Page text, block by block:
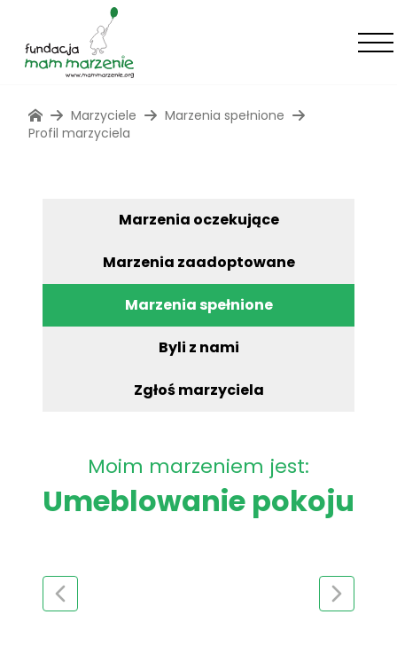
Marzyciele
Marzenia spełnione
Profil marzyciela
Marzenia oczekujące
Marzenia zaadoptowane
Marzenia spełnione
Byli z nami
Zgłoś marzyciela
Moim marzeniem jest:
Umeblowanie pokoju